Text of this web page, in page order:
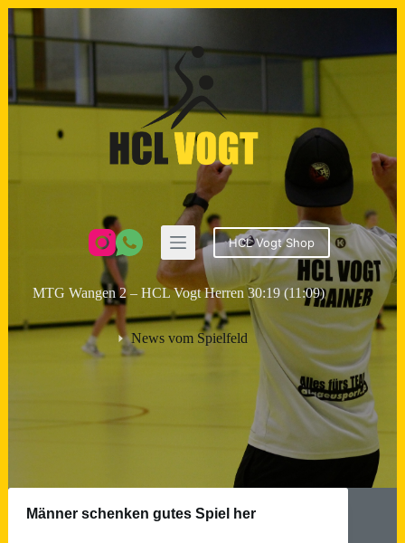
Zum
Inhalt
HCL Vogt Shop
MTG Wangen 2 – HCL Vogt Herren 30:19 (11:09)
News vom Spielfeld
Männer schenken gutes Spiel her